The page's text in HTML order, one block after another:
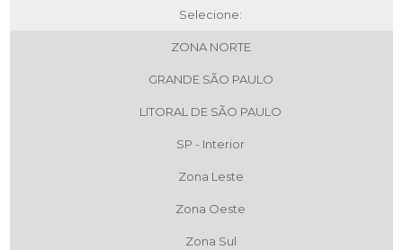
Selecione:
ZONA NORTE
GRANDE SÃO PAULO
LITORAL DE SÃO PAULO
SP - Interior
Zona Leste
Zona Oeste
Zona Sul